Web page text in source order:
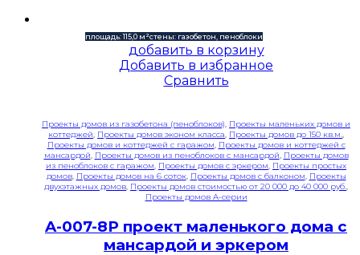
площадь: 115,0 м²стены: газобетон, пеноблоки
добавить в корзину
Добавить в избранное
Сравнить
Проекты домов из газобетона (пеноблоков), Проекты маленьких домов и
коттеджей, Проекты домов эконом класса, Проекты домов до 150 кв.м.,
Проекты домов и коттеджей с гаражом, Проекты домов и коттеджей с
мансардой, Проекты домов из пеноблоков с мансардой, Проекты домов
из пеноблоков с гаражом, Проекты домов с эркером, Проекты простых
домов, Проекты домов на 6 соток, Проекты домов с балконом, Проекты
двухэтажных домов, Проекты домов стоимостью от 20 000 до 40 000 руб.,
Проекты домов A-серии
A-007-8P проект маленького дома с
мансардой и эркером